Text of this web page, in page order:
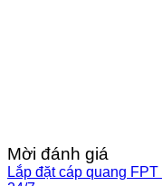
Mời đánh giá
Lắp đặt cáp quang